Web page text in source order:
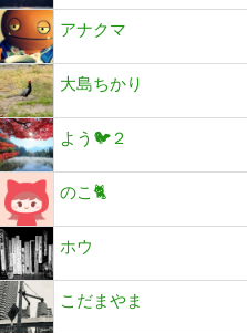
アナクマ
大島ちかり
よう🐦２
のこ🐈
ホウ
こだまやま